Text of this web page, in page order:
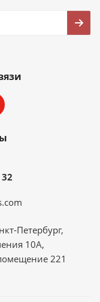
Петербург,
10А,
221